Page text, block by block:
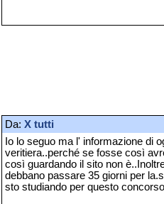
Da: X tutti
Io lo seguo ma l' informazione di
veritiera..perché se fosse così
così guardando il sito non
debbano passare 35 giorni per
sto studiando per questo